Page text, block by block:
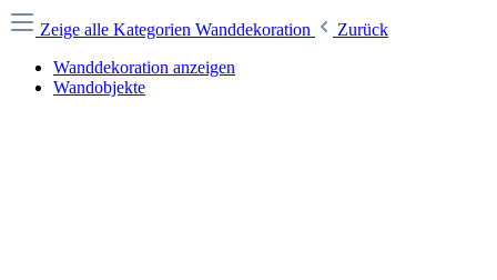
Zeige alle Kategorien Wanddekoration
Zurück
Wanddekoration anzeigen
Wandobjekte